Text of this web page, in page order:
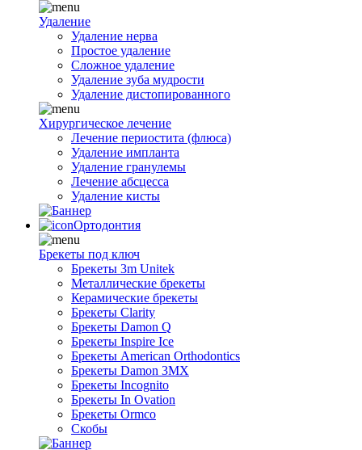
Удаление
Удаление нерва
Простое удаление
Сложное удаление
Удаление зуба мудрости
Удаление дистопированного
Хирургическое лечение
Лечение периостита (флюса)
Удаление импланта
Удаление гранулемы
Лечение абсцесса
Удаление кисты
Ортодонтия
Брекеты под ключ
Брекеты 3m Unitek
Металлические брекеты
Керамические брекеты
Брекеты Clarity
Брекеты Damon Q
Брекеты Inspire Ice
Брекеты American Orthodontics
Брекеты Damon 3MX
Брекеты Incognito
Брекеты In Ovation
Брекеты Ormco
Скобы